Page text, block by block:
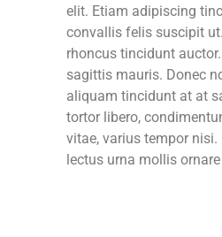
elit. Etiam adipiscing
convallis felis suscipit
rhoncus tincidunt
sagittis mauris. Donec
aliquam tincidunt at at
tortor libero,
vitae, varius tempor nisi.
lectus urna mollis